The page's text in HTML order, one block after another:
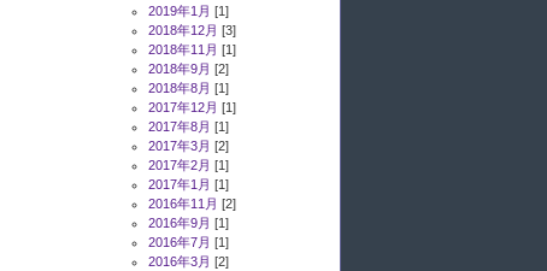
2019年1月 [1]
2018年12月 [3]
2018年11月 [1]
2018年9月 [2]
2018年8月 [1]
2017年12月 [1]
2017年8月 [1]
2017年3月 [2]
2017年2月 [1]
2017年1月 [1]
2016年11月 [2]
2016年9月 [1]
2016年7月 [1]
2016年3月 [2]